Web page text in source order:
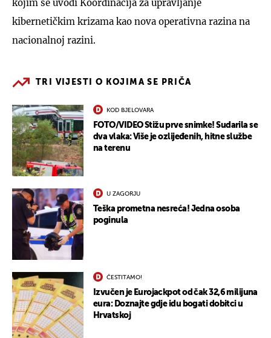
kojim se uvodi Koordinacija za upravljanje
kibernetičkim krizama kao nova operativna razina na
nacionalnoj razini.
TRI VIJESTI O KOJIMA SE PRIČA
KOD BJELOVARA
FOTO/VIDEO Stižu prve snimke! Sudarila se
dva vlaka: Više je ozlijeđenih, hitne službe
na terenu
U ZAGORJU
Teška prometna nesreća! Jedna osoba
poginula
ČESTITAMO!
Izvučen je Eurojackpot od čak 32,6 milijuna
eura: Doznajte gdje idu bogati dobitci u
Hrvatskoj